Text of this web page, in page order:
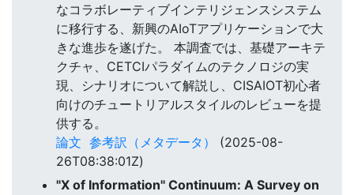
なコラボレーティブインテリジェンスシステム
に移行する、新興のAIoTアプリケーションで大
きな進歩を遂げた。 本調査では、基礎アーキテ
クチャ、CETCIパラダイムのテクノロジの実
現、シナリオについて解説し、CISAIOT初心者
向けのチュートリアルスタイルのレビューを提
供する。
論文 参考訳（メタデータ）
(2025-08-
26T08:38:01Z)
"X of Information'' Continuum: A Survey on